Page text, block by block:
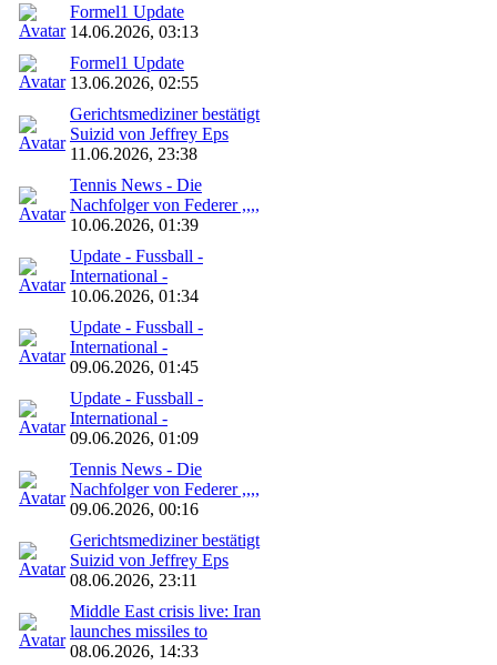
Formel1 Update
14.06.2026, 03:13
Formel1 Update
13.06.2026, 02:55
Gerichtsmediziner bestätigt
Suizid von Jeffrey Eps
11.06.2026, 23:38
Tennis News - Die
Nachfolger von Federer ,,,,
10.06.2026, 01:39
Update - Fussball -
International -
10.06.2026, 01:34
Update - Fussball -
International -
09.06.2026, 01:45
Update - Fussball -
International -
09.06.2026, 01:09
Tennis News - Die
Nachfolger von Federer ,,,,
09.06.2026, 00:16
Gerichtsmediziner bestätigt
Suizid von Jeffrey Eps
08.06.2026, 23:11
Middle East crisis live: Iran
launches missiles to
08.06.2026, 14:33